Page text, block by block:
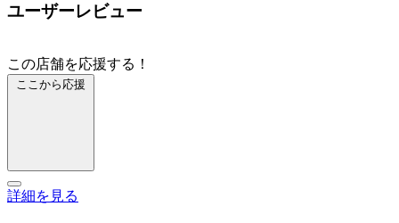
ユーザーレビュー
この店舗を応援する！
ここから応援
詳細を見る